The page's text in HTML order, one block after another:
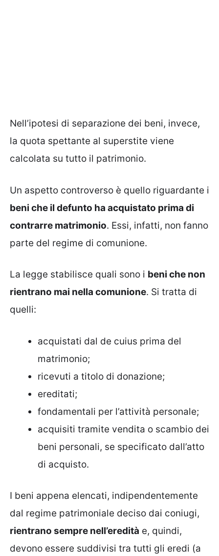
Nell’ipotesi di separazione dei beni, invece,
la quota spettante al superstite viene
calcolata su tutto il patrimonio.
Un aspetto controverso è quello riguardante i
beni che il defunto ha acquistato prima di
contrarre matrimonio. Essi, infatti, non fanno
parte del regime di comunione.
La legge stabilisce quali sono i beni che non
rientrano mai nella comunione. Si tratta di
quelli:
acquistati dal de cuius prima del
matrimonio;
ricevuti a titolo di donazione;
ereditati;
fondamentali per l’attività personale;
acquisiti tramite vendita o scambio dei
beni personali, se specificato dall’atto
di acquisto.
I beni appena elencati, indipendentemente
dal regime patrimoniale deciso dai coniugi,
rientrano sempre nell’eredità e, quindi,
devono essere suddivisi tra tutti gli eredi (a